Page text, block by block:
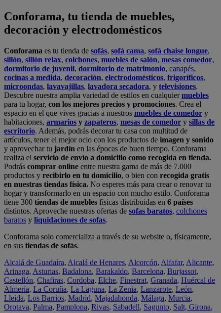
Conforama, tu tienda de muebles,
decoración y electrodomésticos
Conforama es tu tienda de sofás, sofá cama, sofá chaise longue,
sillón, sillón relax, colchones, muebles de salón, mesas comedor,
dormitorio de juvenil, dormitorio de matrimonio, canapés,
cocinas a medida, decoración, electrodomésticos, frigoríficos,
microondas, lavavajillas, lavadora secadora, y televisiones.
Descubre nuestra amplia variedad de estilos en cualquiermuebles
para tu hogar, con los mejores precios y promociones. Crea el
espacio en el que vives gracias a nuestros muebles de comedor y
habitaciones, armarios y zapateros, mesas de comedor y sillas de
escritorio. Además, podrás decorar tu casa con multitud de
artículos, tener el mejor ocio con los productos de imagen y sonido
y aprovechar tu jardín en las épocas de buen tiempo. Conforama
realiza el servicio de envío a domicilio como recogida en tienda.
Podrás comprar online entre nuestra gama de más de 7.000
productos y recibirlo en tu domicilio, o bien con recogida gratis
en nuestras tiendas física. No esperes más para crear o renovar tu
hogar y transformarlo en un espacio con mucho estilo. Conforama
tiene 300 tiendas de muebles físicas distribuidas en 6 países
distintos. Aproveche nuestras ofertas de sofas baratos, colchones
baratos y liquidaciones de sofas.
Conforama solo comercializa a través de su website o, físicamente,
en sus tiendas de sofás.
Alcalá de Guadaíra, Alcalá de Henares, Alcorcón, Alfafar, Alicante,
Arinaga, Asturias, Badalona, Barakaldo, Barcelona, Burjassot,
Castellón, Chafiras, Cordoba, Elche, Finestrat, Granada, Huércal de
Almería, La Coruña, La Laguna, La Zenia, Lanzarote, León,
Lleida, Los Barrios, Madrid, Majadahonda, Málaga, Murcia,
Orotava, Palma, Pamplona, Rivas, Sabadell, Sagunto, Salt, Girona,